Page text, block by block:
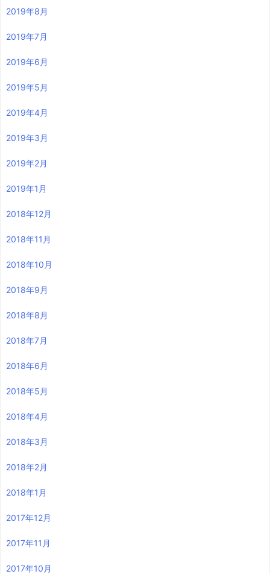
2019年8月
2019年7月
2019年6月
2019年5月
2019年4月
2019年3月
2019年2月
2019年1月
2018年12月
2018年11月
2018年10月
2018年9月
2018年8月
2018年7月
2018年6月
2018年5月
2018年4月
2018年3月
2018年2月
2018年1月
2017年12月
2017年11月
2017年10月